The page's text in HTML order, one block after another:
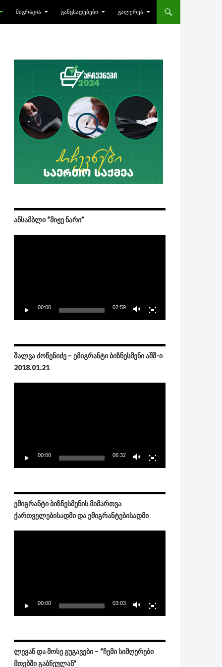
ᲛᲘᲒᲠᲐᲪᲘᲐ ᲒᲐᲜᲪᲮᲐᲓᲔᲑᲔᲑᲘ ᲒᲐᲚᲔᲠᲔᲐ
ᲐᲜᲡᲐᲛᲑᲚᲘ “ᲛᲘᲟᲔ ᲜᲐᲠᲘ”
00:00 02:59
ᲨᲐᲚᲕᲐ ᲫᲝᲬᲔᲜᲘᲫᲔ – ᲔᲛᲘᲒᲠᲐᲜᲢᲘ ᲑᲘᲖᲜᲔᲡᲛᲔᲜᲘ ᲐᲨᲨ-Ი
2018.01.21
00:00 06:32
ᲔᲛᲘᲒᲠᲐᲜᲢᲘ ᲑᲘᲖᲜᲔᲡᲛᲔᲜᲘᲡ ᲛᲘᲛᲐᲠᲗᲕᲐ
ᲥᲐᲠᲗᲕᲔᲚᲔᲑᲘᲡᲐᲓᲛᲘ ᲓᲐ ᲔᲛᲘᲒᲠᲐᲜᲢᲔᲑᲘᲡᲐᲓᲛᲘ
00:00 03:03
ᲚᲔᲕᲐᲜ ᲓᲐ ᲛᲝᲡᲔ ᲒᲣᲒᲐᲕᲔᲑᲘ – “ᲩᲔᲛᲘ ᲡᲘᲛᲦᲔᲠᲔᲑᲘ
ᲛᲗᲔᲑᲨᲘ ᲒᲐᲑᲜᲔᲣᲚᲐᲜ”